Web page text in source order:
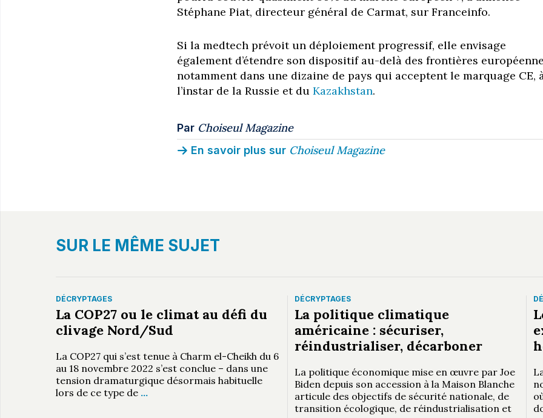
Stéphane Piat, directeur général de Carmat, sur Franceinfo.
Si la medtech prévoit un déploiement progressif, elle envisage
également d’étendre son dispositif au-delà des frontières
notamment dans une dizaine de pays qui acceptent le marquage CE,
l’instar de la Russie et du Kazakhstan.
Par Choiseul Magazine
En savoir plus sur Choiseul Magazine
SUR LE MÊME SUJET
DÉCRYPTAGES
La COP27 ou le climat au défi du
clivage Nord/Sud
La COP27 qui s’est tenue à Charm el-Cheikh du 6
au 18 novembre 2022 s’est conclue – dans une
tension dramaturgique désormais habituelle
lors de ce type de …
DÉCRYPTAGES
La politique climatique
américaine : sécuriser,
réindustrialiser, décarboner
La politique économique mise en œuvre par Joe
Biden depuis son accession à la Maison Blanche
articule des objectifs de sécurité nationale, de
transition écologique, de réindustrialisation et